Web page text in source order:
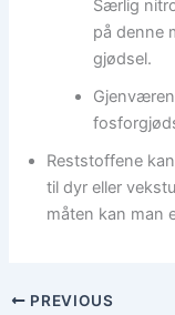
Særlig
på denne
gjødsel.
Reststoffene
til dyr eller
måten kan man
PREVIOUS